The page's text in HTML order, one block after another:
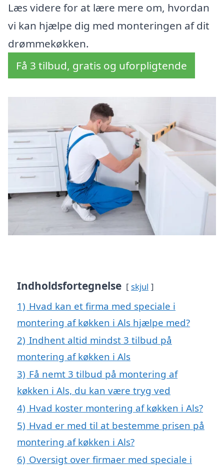
Læs videre for at lære mere om, hvordan
vi kan hjælpe dig med monteringen af dit
drømmekøkken.
Få 3 tilbud, gratis og uforpligtende
Indholdsfortegnelse skjul
1) Hvad kan et firma med speciale i
montering af køkken i Als hjælpe med?
2) Indhent altid mindst 3 tilbud på
montering af køkken i Als
3) Få nemt 3 tilbud på montering af
køkken i Als, du kan være tryg ved
4) Hvad koster montering af køkken i Als?
5) Hvad er med til at bestemme prisen på
montering af køkken i Als?
6) Oversigt over firmaer med speciale i